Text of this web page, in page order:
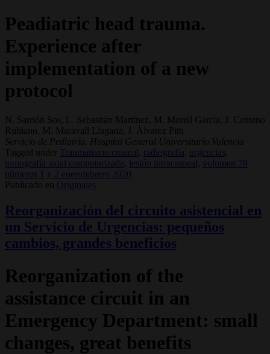
Peadiatric head trauma.
Experience after
implementation of a new
protocol
N. Sarrión Sos, L. Sebastián Martínez, M. Morell García, J. Centeno
Rubiano, M. Maravall Llagaria, J. Álvarez Pitti
Servicio de Pediatría. Hospital General Universitario.Valencia
Tagged under
Traumatismo craneal, radiografía, urgencias,
tomografía axial computarizada,
lesión intracraneal,
volumen 78
números 1 y 2 enerofebrero 2020
Publicado en
Originales
Reorganización del circuito asistencial en
un Servicio de Urgencias: pequeños
cambios, grandes beneficios
Reorganization of the
assistance circuit in an
Emergency Department: small
changes, great benefits